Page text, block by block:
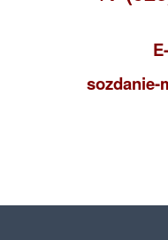
sozdanie-